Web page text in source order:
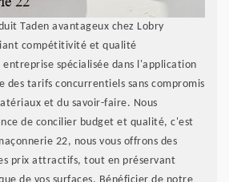
Taden avantageux chez Lobry
compétitivité et qualité
spécialisée dans l'application
des tarifs concurrentiels sans compromis
et du savoir-faire. Nous
de concilier budget et qualité, c'est
22, nous vous offrons des
prix attractifs, tout en préservant